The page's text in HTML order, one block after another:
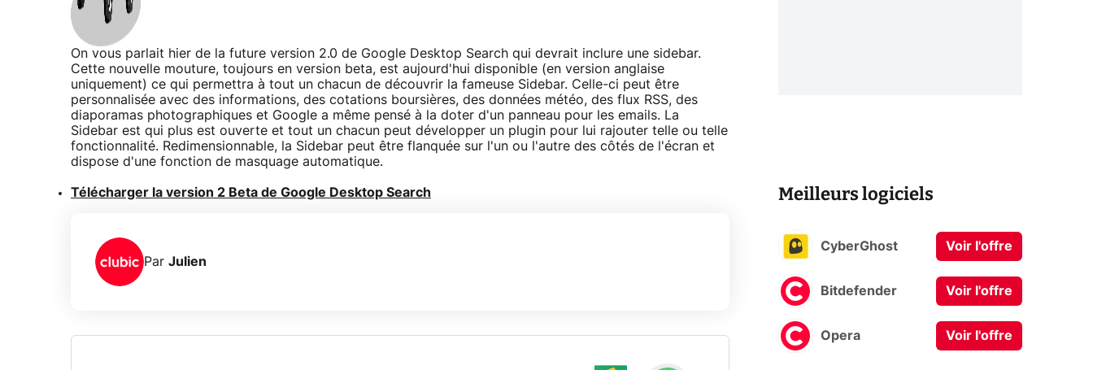
On vous parlait hier de la future version 2.0 de Google Desktop Search qui devrait inclure une sidebar.
Cette nouvelle mouture, toujours en version beta, est aujourd'hui disponible (en version anglaise
uniquement) ce qui permettra à tout un chacun de découvrir la fameuse Sidebar. Celle-ci peut être
personnalisée avec des informations, des cotations boursières, des données météo, des flux RSS, des
diaporamas photographiques et Google a même pensé à la doter d'un panneau pour les emails. La
Sidebar est qui plus est ouverte et tout un chacun peut développer un plugin pour lui rajouter telle ou telle
fonctionnalité. Redimensionnable, la Sidebar peut être flanquée sur l'un ou l'autre des côtés de l'écran et
dispose d'une fonction de masquage automatique.
Télécharger la version 2 Beta de Google Desktop Search
Par Julien
Meilleurs logiciels
CyberGhost Voir l'offre
Bitdefender Voir l'offre
Opera Voir l'offre